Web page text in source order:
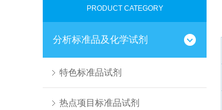
PRODUCT CATEGORY
分析标准品及化学试剂
特色标准品试剂
热点项目标准品试剂